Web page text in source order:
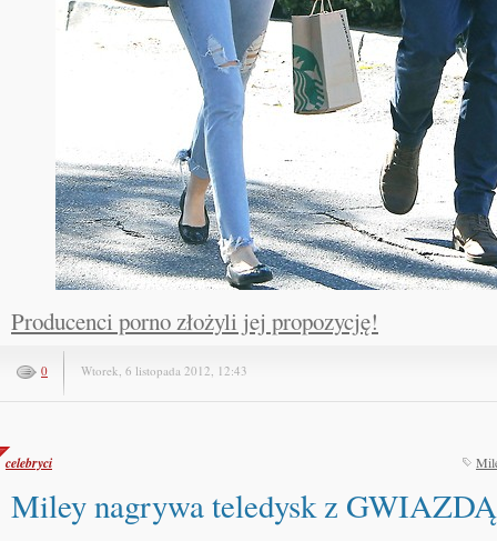
Producenci porno złożyli jej propozycję!
0 Wtorek, 6 listopada 2012, 12:43
celebryci
Miley nagrywa teledysk z